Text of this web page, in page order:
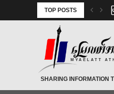
TOP POSTS
MYAELATT
SHARING INFORMATION